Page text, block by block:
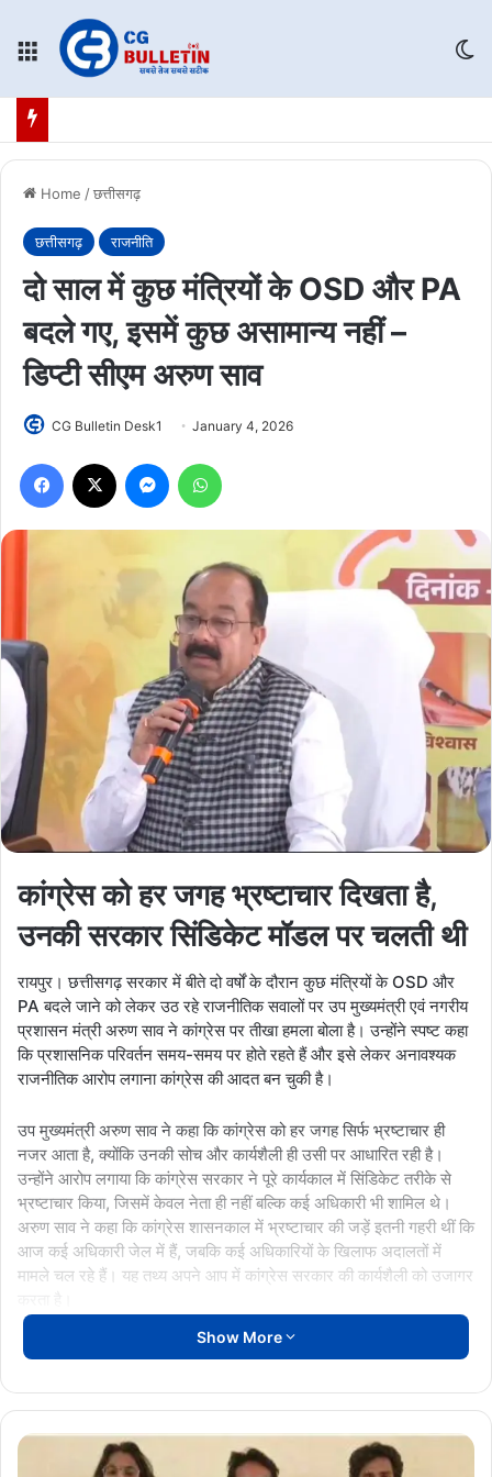
Menu
Home /छत्तीसगढ़
छत्तीसगढ़ राजनीति
दो साल में कुछ मंत्रियों के OSD और PA
बदले गए, इसमें कुछ असामान्य नहीं –
डिप्टी सीएम अरुण साव
CG Bulletin Desk1 January 4, 2026
Facebook Messenger
कांग्रेस को हर जगह भ्रष्टाचार दिखता है,
उनकी सरकार सिंडिकेट मॉडल पर चलती थी
रायपुर। छत्तीसगढ़ सरकार में बीते दो वर्षों के दौरान कुछ मंत्रियों के OSD और
PA बदले जाने को लेकर उठ रहे राजनीतिक सवालों पर उप मुख्यमंत्री एवं नगरीय
प्रशासन मंत्री अरुण साव ने कांग्रेस पर तीखा हमला बोला है। उन्होंने स्पष्ट कहा
कि प्रशासनिक परिवर्तन समय-समय पर होते रहते हैं और इसे लेकर अनावश्यक
राजनीतिक आरोप लगाना कांग्रेस की आदत बन चुकी है।
उप मुख्यमंत्री अरुण साव ने कहा कि कांग्रेस को हर जगह सिर्फ भ्रष्टाचार ही
नजर आता है, क्योंकि उनकी सोच और कार्यशैली ही उसी पर आधारित रही है।
उन्होंने आरोप लगाया कि कांग्रेस सरकार ने पूरे कार्यकाल में सिंडिकेट तरीके से
भ्रष्टाचार किया, जिसमें केवल नेता ही नहीं बल्कि कई अधिकारी भी शामिल थे।
अरुण साव ने कहा कि कांग्रेस शासनकाल में भ्रष्टाचार की जड़ें इतनी गहरी थीं कि
आज कई अधिकारी जेल में हैं, जबकि कई अधिकारियों के खिलाफ अदालतों में
मामले चल रहे हैं। यह तथ्य अपने आप में कांग्रेस सरकार की कार्यशैली को उजागर
साफ पेयजल को लेकर सख्त निर्देश
उप मुख्यमंत्री एवं नगरीय प्रशासन मंत्री अरुण साव ने प्रदेश के शहरों और गांवों
में स्वच्छ पेयजल आपूर्ति को लेकर भी अहम निर्देश दिए हैं। उन्होंने नगरीय प्रशासन
विभाग और लोक स्वास्थ्य यांत्रिकी (PHE) विभाग को साफ पेयजल सुनिश्चित
Show More
CG